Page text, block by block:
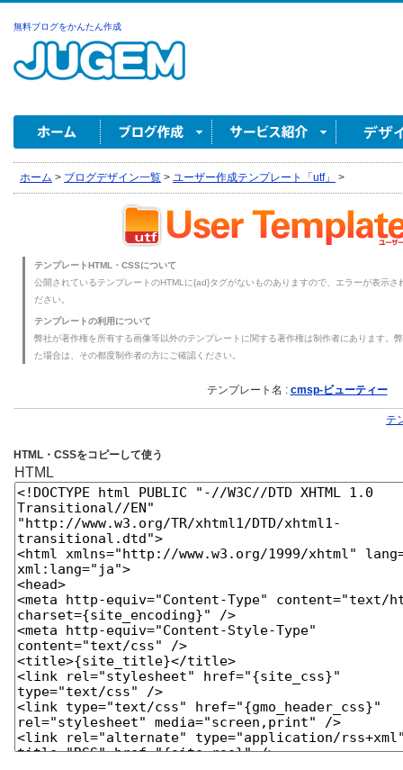
無料ブログをかんたん作成
ホーム > ブログデザイン一覧 > ユーザー作成テンプレート「utf」 >
テンプレートHTML・CSSについて
公開されているテンプレートのHTMLに{ad}タグがないものありますので、エラーが表示
ださい。
テンプレートの利用について
弊社が著作権を所有する画像等以外のテンプレートに関する著作権は制作者にあります。
た場合は、その都度制作者の方にご確認ください。
テンプレート名 : cmsp-ビューティー
テ
HTML・CSSをコピーして使う
HTML